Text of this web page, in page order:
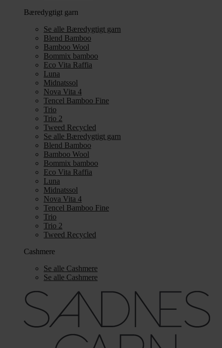
Bæredygtigt garn
Se alle Bæredygtigt garn
Blend Bamboo
Bamboo Wool
Bommix bamboo
Eco Vita Raffia
Luna
Midnatssol
Nova Vita 4
Tencel Bamboo Fine
Trio
Trio 2
Tweed Recycled
Se alle Bæredygtigt garn
Blend Bamboo
Bamboo Wool
Bommix bamboo
Eco Vita Raffia
Luna
Midnatssol
Nova Vita 4
Tencel Bamboo Fine
Trio
Trio 2
Tweed Recycled
Cashmere
Se alle Cashmere
Se alle Cashmere